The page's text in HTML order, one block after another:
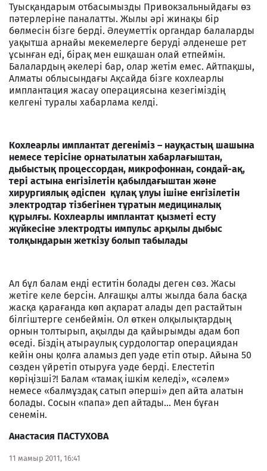
Туысқандарым отбасымызды Привокзальныйдағы өз
пәтерлеріне паналатты. Жылы әрі жинақы бір
бөлмесін бізге берді. Әлеуметтік органдар балаларды
уақытша арнайы мекемелерге беруді әлденеше рет
ұсынған еді, бірақ мен ешқашан олай етпеймін.
Балалардың әкелері бар, олар жетім емес. Айтпақшы,
Алматы облысындағы Ақсайда бізге кохлеарлы
имплантация жасау операциясына кезегіміздің
келгені туралы хабарлама келді.
Кохлеарлы имплантат дегеніміз – науқастың шашына
немесе терісіне орнатылатын хабарлағыштан,
дыбыстық процессордан, микрофоннан, сондай-ақ,
тері астына енгізілетін қабылдағыштан және
хирургиялық әдіспен құлақ ұлуы ішіне енгізілетін
электродтар тізбегінен тұратын медициналық
құрылғы. Кохлеарлы имплантат қызметі есту
жүйкесіне электродты импульс арқылы дыбыс
толқындарын жеткізу болып табылады
Ал бұл балам енді еститін болады деген сөз. Жасы
жетіге келе берсін. Алғашқы алты жылда бала басқа
жасқа қарағанда көп ақпарат алады деп растайтын
білгіштерге сенбеймін. Ол өткен олқылықтардың
орнын толтырып, ақылды да қайырымды адам боп
өседі. Біздің атыраулық сурдологтар операциядан
кейін оны қолға аламыз деп уәде етіп отыр. Айына 50
сөзден үйретіп отыруға уәде берді. Елестетіп
көріңізші?! Балам «тамақ ішкім келеді», «сәлем»
немесе «балмұздақ сатып әперші» деп айта алатын
болады. Сосын «папа» деп айтады... Мен бұған
сенемін.
Анастасия ПАСТУХОВА
11 мамыр 2011, 16:41